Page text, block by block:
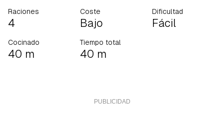
Raciones
4
Coste
Bajo
Dificultad
Fácil
Cocinado
40 m
Tiempo total
40 m